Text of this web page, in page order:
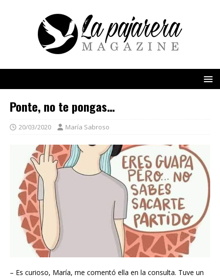
Ponte, no te pongas…
20/03/2020 María Sabroso
– Es curioso, María, me comentó ella en la consulta. Tuve un